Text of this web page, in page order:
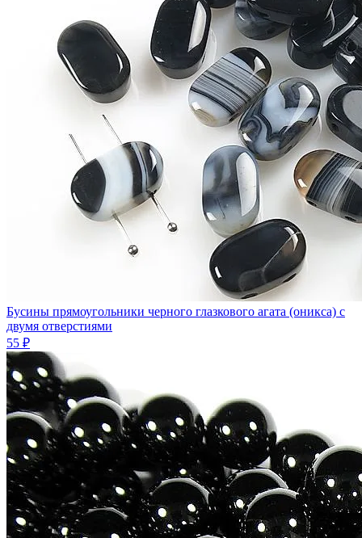
Бусины прямоугольники черного глазкового агата (оникса) с
двумя отверстиями
55 ₽